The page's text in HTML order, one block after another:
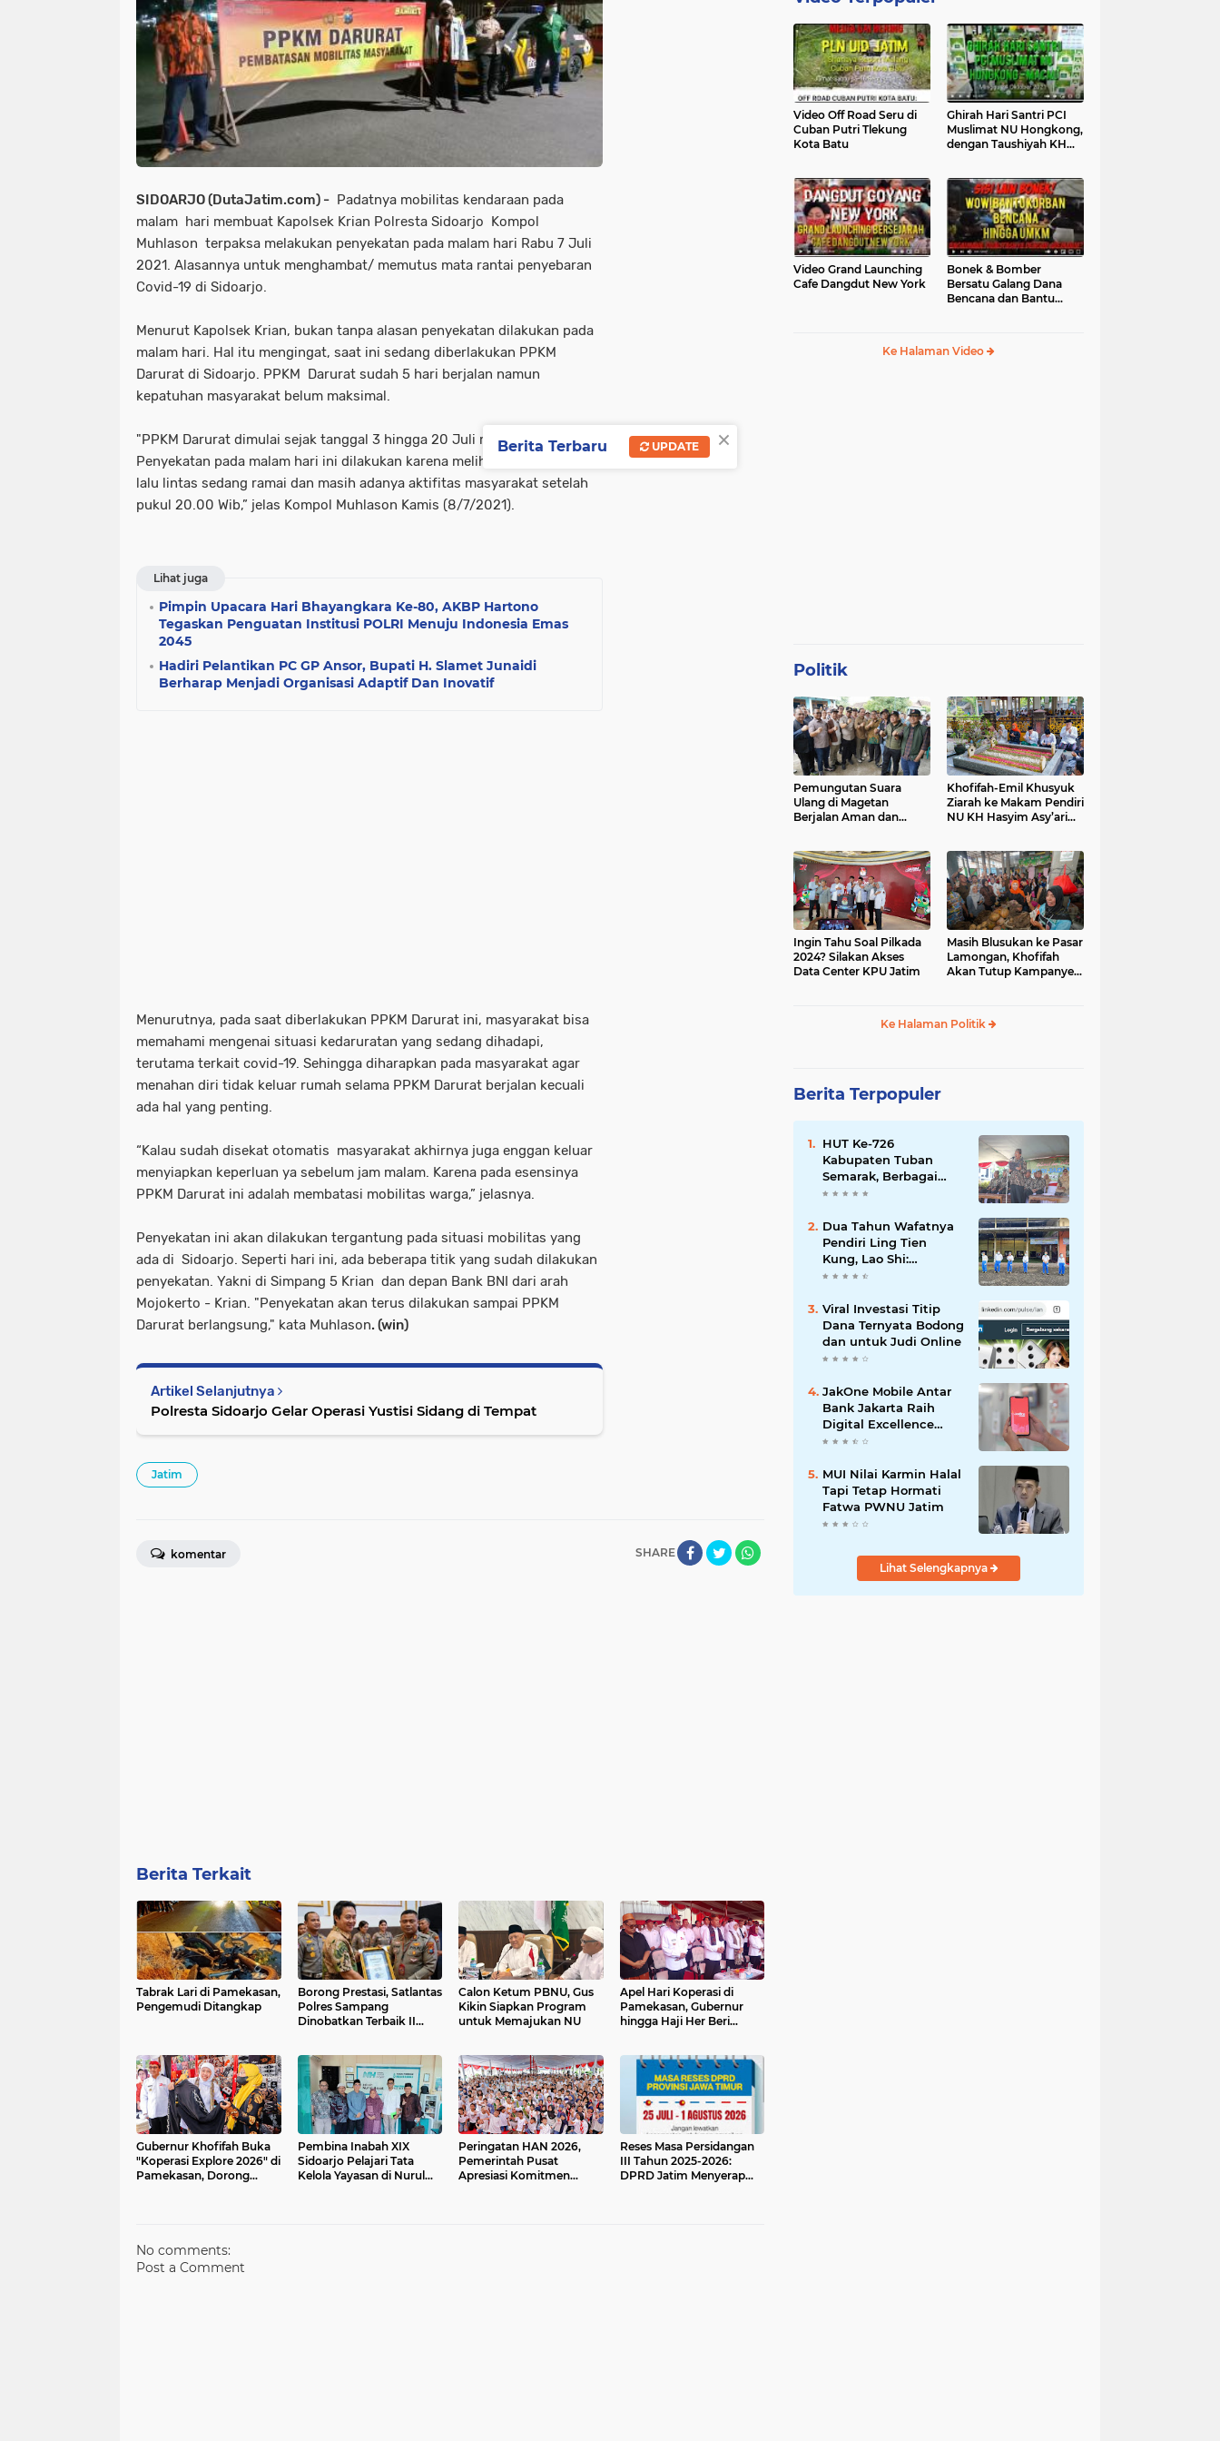
SIDOARJO (DutaJatim.com) - Padatnya mobilitas kendaraan pada
malam hari membuat Kapolsek Krian Polresta Sidoarjo Kompol
Muhlason terpaksa melakukan penyekatan pada malam hari Rabu 7 Juli
2021. Alasannya untuk menghambat/ memutus mata rantai penyebaran
Covid-19 di Sidoarjo.
Menurut Kapolsek Krian, bukan tanpa alasan penyekatan dilakukan pada
malam hari. Hal itu mengingat, saat ini sedang diberlakukan PPKM
Darurat di Sidoarjo. PPKM Darurat sudah 5 hari berjalan namun
kepatuhan masyarakat belum maksimal.
"PPKM Darurat dimulai sejak tanggal 3 hingga 20 Juli mendatang.
Penyekatan pada malam hari ini dilakukan karena melihat situasi arus
lalu lintas sedang ramai dan masih adanya aktifitas masyarakat setelah
pukul 20.00 Wib,” jelas Kompol Muhlason Kamis (8/7/2021).
Lihat juga
Pimpin Upacara Hari Bhayangkara Ke-80, AKBP Hartono
Tegaskan Penguatan Institusi POLRI Menuju Indonesia Emas
2045
Hadiri Pelantikan PC GP Ansor, Bupati H. Slamet Junaidi
Berharap Menjadi Organisasi Adaptif Dan Inovatif
Menurutnya, pada saat diberlakukan PPKM Darurat ini, masyarakat bisa
memahami mengenai situasi kedaruratan yang sedang dihadapi,
terutama terkait covid-19. Sehingga diharapkan pada masyarakat agar
menahan diri tidak keluar rumah selama PPKM Darurat berjalan kecuali
ada hal yang penting.
“Kalau sudah disekat otomatis masyarakat akhirnya juga enggan keluar
menyiapkan keperluan ya sebelum jam malam. Karena pada esensinya
PPKM Darurat ini adalah membatasi mobilitas warga,” jelasnya.
Penyekatan ini akan dilakukan tergantung pada situasi mobilitas yang
ada di Sidoarjo. Seperti hari ini, ada beberapa titik yang sudah dilakukan
penyekatan. Yakni di Simpang 5 Krian dan depan Bank BNI dari arah
Mojokerto - Krian. "Penyekatan akan terus dilakukan sampai PPKM
Darurat berlangsung," kata Muhlason. (win)
Artikel Selanjutnya
Polresta Sidoarjo Gelar Operasi Yustisi Sidang di Tempat
Jatim
SHARE
komentar
Berita Terkait
Tabrak Lari di Pamekasan,
Pengemudi Ditangkap
Borong Prestasi, Satlantas
Polres Sampang
Dinobatkan Terbaik II
Calon Ketum PBNU, Gus
Kikin Siapkan Program
untuk Memajukan NU
Apel Hari Koperasi di
Pamekasan, Gubernur
hingga Haji Her Beri
Gubernur Khofifah Buka
"Koperasi Explore 2026" di
Pamekasan, Dorong
Perluas Akses Promosi
Pelaku UMKM
Pembina Inabah XIX
Sidoarjo Pelajari Tata
Kelola Yayasan di Nurul
Peringatan HAN 2026,
Pemerintah Pusat
Apresiasi Komitmen
Reses Masa Persidangan
III Tahun 2025-2026:
DPRD Jatim Menyerap
No comments:
Post a Comment
Video Off Road Seru di
Cuban Putri Tlekung
Kota Batu
Ghirah Hari Santri PCI
Muslimat NU Hongkong,
dengan Taushiyah KH
Video Grand Launching
Cafe Dangdut New York
Bonek & Bomber
Bersatu Galang Dana
Bencana dan Bantu
Ke Halaman Video
Politik
Pemungutan Suara
Ulang di Magetan
Berjalan Aman dan
Khofifah-Emil Khusyuk
Ziarah ke Makam Pendiri
NU KH Hasyim Asy’ari
Ingin Tahu Soal Pilkada
2024? Silakan Akses
Data Center KPU Jatim
Masih Blusukan ke Pasar
Lamongan, Khofifah
Akan Tutup Kampanye
Ke Halaman Politik
Berita Terpopuler
HUT Ke-726
Kabupaten Tuban
Semarak, Berbagai
Prestasinya Pun
Dua Tahun Wafatnya
Pendiri Ling Tien
Kung, Lao Shi:
Amanah Harus Kita
Viral Investasi Titip
Dana Ternyata Bodong
dan untuk Judi Online
JakOne Mobile Antar
Bank Jakarta Raih
Digital Excellence
Awards 2026
MUI Nilai Karmin Halal
Tapi Tetap Hormati
Fatwa PWNU Jatim
Lihat Selengkapnya
×
Berita Terbaru UPDATE